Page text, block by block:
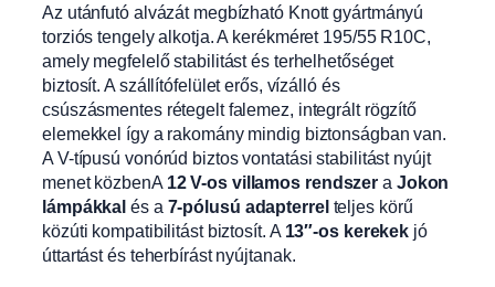
Az utánfutó alvázát megbízható Knott gyártmányú
torziós tengely alkotja. A kerékméret 195/55 R10C,
amely megfelelő stabilitást és terhelhetőséget
biztosít. A szállítófelület erős, vízálló és
csúszásmentes rétegelt falemez, integrált rögzítő
elemekkel így a rakomány mindig biztonságban van.
A V-típusú vonórúd biztos vontatási stabilitást nyújt
menet közbenA 12 V-os villamos rendszer a Jokon
lámpákkal és a 7-pólusú adapterrelteljes körű
közúti kompatibilitást biztosít. A 13″-os kerekek jó
úttartást és teherbírást nyújtanak.